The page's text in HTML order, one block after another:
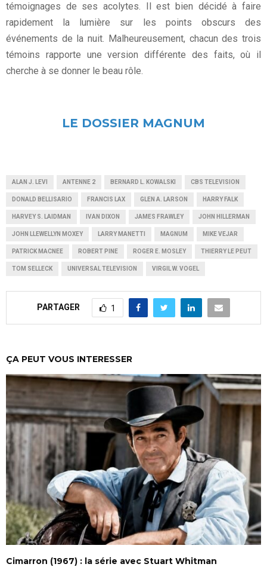
témoignages de ses acolytes. Il est bien décidé à faire
rapidement la lumière sur les points obscurs des
événements de la nuit. Malheureusement, chacun des trois
témoins rapporte une version différente des faits, où il
cherche à se donner le beau rôle.
LE DOSSIER MAGNUM
ALAN J. LEVI ANTENNE 2 BERNARD L. KOWALSKI CBS TELEVISION
DONALD BELLISARIO FRANCIS LAX GLEN A. LARSON HARRY FALK
HARVEY S. LAIDMAN IVAN DIXON JAMES FRAWLEY JOHN HILLERMAN
JOHN LLEWELLYN MOXEY LARRY MANETTI MAGNUM MIKE VEJAR
PATRICK MACNEE ROBERT PINE ROGER E. MOSLEY THIERRY LE PEUT
TOM SELLECK UNIVERSAL TELEVISION VIRGIL W. VOGEL
PARTAGER 1
ÇA PEUT VOUS INTERESSER
Cimarron (1967) : la série avec Stuart Whitman